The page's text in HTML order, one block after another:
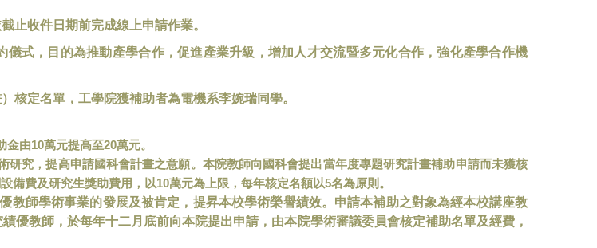
止收件日期前完成線上申請作業。
儀式，目的為推動產學合作，促進產業升級，增加人才交流暨多元化合作，強化產學合作機
核定名單，工學院獲補助者為電機系李婉瑞同學。
金由10萬元提高至20萬元。
究，提高申請國科會計畫之意願。本院教師向國科會提出當年度專題研究計畫補助申請而未獲核
備費及研究生獎助費用，以10萬元為上限，每年核定名額以5名為原則。
教師學術事業的發展及被肯定，提昇本校學術榮譽績效。申請本補助之對象為經本校講座教
優教師，於每年十二月底前向本院提出申請，由本院學術審議委員會核定補助名單及經費，